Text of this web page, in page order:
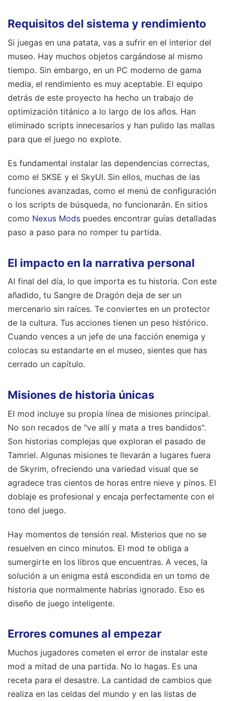
Requisitos del sistema y rendimiento
Si juegas en una patata, vas a sufrir en el interior del
museo. Hay muchos objetos cargándose al mismo
tiempo. Sin embargo, en un PC moderno de gama
media, el rendimiento es muy aceptable. El equipo
detrás de este proyecto ha hecho un trabajo de
optimización titánico a lo largo de los años. Han
eliminado scripts innecesarios y han pulido las mallas
para que el juego no explote.
Es fundamental instalar las dependencias correctas,
como el SKSE y el SkyUI. Sin ellos, muchas de las
funciones avanzadas, como el menú de configuración
o los scripts de búsqueda, no funcionarán. En sitios
como Nexus Mods puedes encontrar guías detalladas
paso a paso para no romper tu partida.
El impacto en la narrativa personal
Al final del día, lo que importa es tu historia. Con este
añadido, tu Sangre de Dragón deja de ser un
mercenario sin raíces. Te conviertes en un protector
de la cultura. Tus acciones tienen un peso histórico.
Cuando vences a un jefe de una facción enemiga y
colocas su estandarte en el museo, sientes que has
cerrado un capítulo.
Misiones de historia únicas
El mod incluye su propia línea de misiones principal.
No son recados de "ve allí y mata a tres bandidos".
Son historias complejas que exploran el pasado de
Tamriel. Algunas misiones te llevarán a lugares fuera
de Skyrim, ofreciendo una variedad visual que se
agradece tras cientos de horas entre nieve y pinos. El
doblaje es profesional y encaja perfectamente con el
tono del juego.
Hay momentos de tensión real. Misterios que no se
resuelven en cinco minutos. El mod te obliga a
sumergirte en los libros que encuentras. A veces, la
solución a un enigma está escondida en un tomo de
historia que normalmente habrías ignorado. Eso es
diseño de juego inteligente.
Errores comunes al empezar
Muchos jugadores cometen el error de instalar este
mod a mitad de una partida. No lo hagas. Es una
receta para el desastre. La cantidad de cambios que
realiza en las celdas del mundo y en las listas de